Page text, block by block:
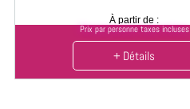
À partir de :
Prix par personne taxes incluses
+ Détails